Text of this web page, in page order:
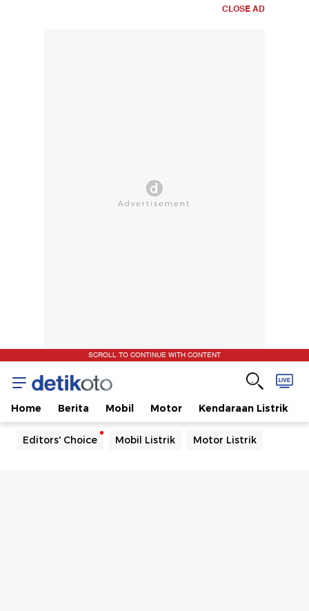
CLOSE AD
SCROLL TO CONTINUE WITH CONTENT
Home Berita Mobil Motor Kendaraan Listrik
Editors' Choice Mobil Listrik Motor Listrik